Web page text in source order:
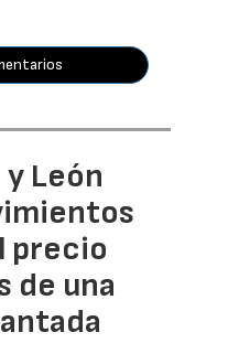
y León
precio
de una